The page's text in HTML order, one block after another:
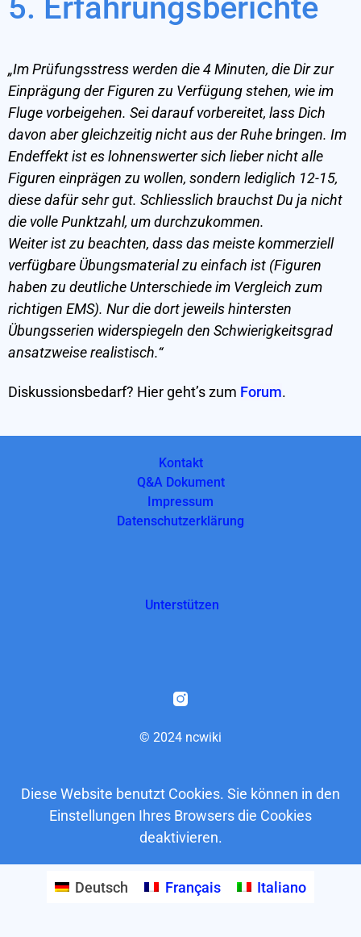
5. Erfahrungsberichte
„Im Prüfungsstress werden die 4 Minuten, die Dir zur
Einprägung der Figuren zu Verfügung stehen, wie im
Fluge vorbeigehen. Sei darauf vorbereitet, lass Dich
davon aber gleichzeitig nicht aus der Ruhe bringen. Im
Endeffekt ist es lohnenswerter sich lieber nicht alle
Figuren einprägen zu wollen, sondern lediglich 12-15,
diese dafür sehr gut. Schliesslich brauchst Du ja nicht
die volle Punktzahl, um durchzukommen.
Weiter ist zu beachten, dass das meiste kommerziell
verfügbare Übungsmaterial zu einfach ist (Figuren
haben zu deutliche Unterschiede im Vergleich zum
richtigen EMS). Nur die dort jeweils hintersten
Übungsserien widerspiegeln den Schwierigkeitsgrad
ansatzweise realistisch.“
Diskussionsbedarf? Hier geht’s zum Forum.
Kontakt
Q&A Dokument
Impressum
Datenschutzerklärung
Unterstützen
© 2024 ncwiki
Diese Website benutzt Cookies. Sie können in den
Einstellungen Ihres Browsers die Cookies
deaktivieren.
Deutsch Français Italiano